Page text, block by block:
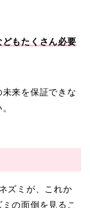
もたくさん必要
来を保証できな
ズミが、これか
の面倒を見るこ